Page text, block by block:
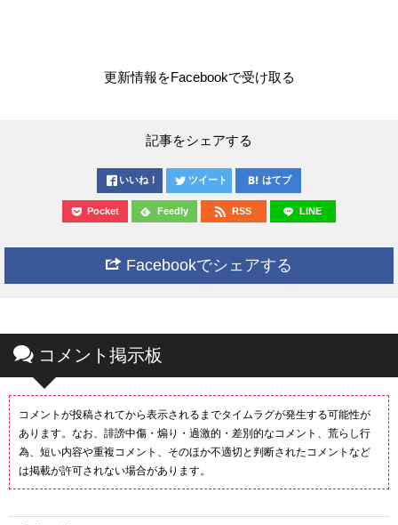
更新情報をFacebookで受け取る
記事をシェアする
いいね！ ツイート はてブ
Pocket Feedly RSS LINE
Facebookでシェアする
コメント掲示板
コメントが投稿されてから表示されるまでタイムラグが発生する可能性が
あります。なお、誹謗中傷・煽り・過激的・差別的なコメント、荒らし行
為、短い内容や重複コメント、そのほか不適切と判断されたコメントなど
は掲載が許可されない場合があります。